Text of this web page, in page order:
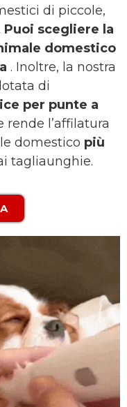
di piccole,
Puoi scegliere la
domestico
. Inoltre, la nostra
di
per punte a
rende l’affilatura
domestico più
tagliaunghie.